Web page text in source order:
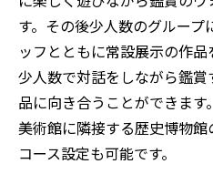
す。その後少人数のグループ
ッフとともに常設展示の作品
少人数で対話をしながら鑑
品に向き合うことができます。
美術館に隣接する歴史博物
コース設定も可能です。